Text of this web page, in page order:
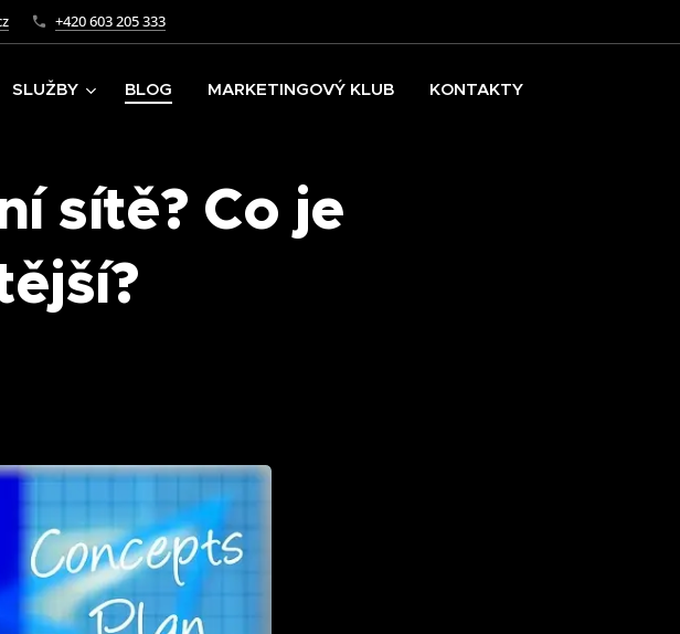
+420 603 205 333
SLUŽBY BLOG MARKETINGOVÝ KLUB KONTAKTY
sítě? Co je